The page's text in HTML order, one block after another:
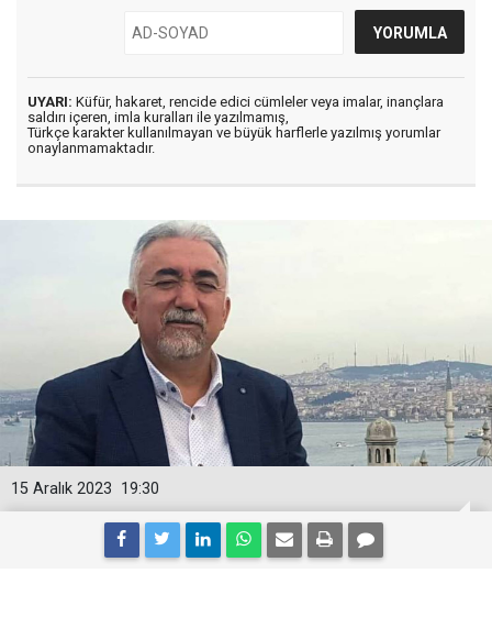
UYARI: Küfür, hakaret, rencide edici cümleler veya imalar, inançlara
saldırı içeren, imla kuralları ile yazılmamış,
Türkçe karakter kullanılmayan ve büyük harflerle yazılmış yorumlar
onaylanmamaktadır.
19:30
15 Aralık 2023